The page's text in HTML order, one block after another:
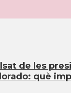
Catalans a
de les
què